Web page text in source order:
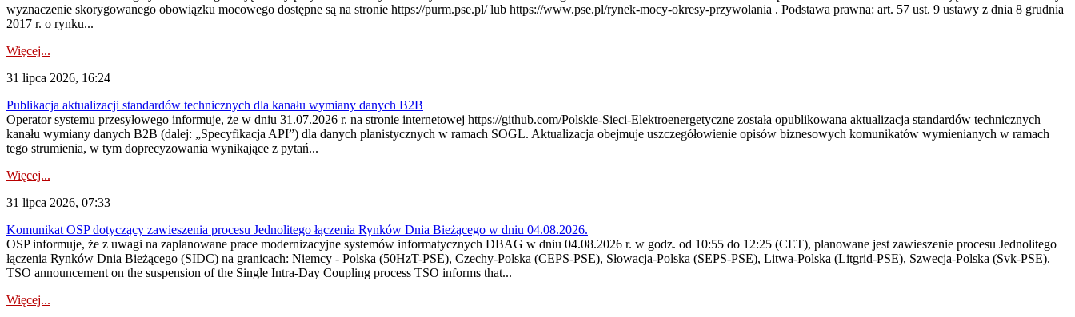
wyznaczenie skorygowanego obowiązku mocowego dostępne są na stronie https://purm.pse.pl/ lub https://www.pse.pl/rynek-mocy-okresy-przywolania . Podstawa prawna: art. 57 ust. 9 ustawy z dnia 8 grudnia
2017 r. o rynku...
Więcej...
31 lipca 2026, 16:24
Publikacja aktualizacji standardów technicznych dla kanału wymiany danych B2B
Operator systemu przesyłowego informuje, że w dniu 31.07.2026 r. na stronie internetowej https://github.com/Polskie-Sieci-Elektroenergetyczne została opublikowana aktualizacja standardów technicznych
kanału wymiany danych B2B (dalej: „Specyfikacja API”) dla danych planistycznych w ramach SOGL. Aktualizacja obejmuje uszczegółowienie opisów biznesowych komunikatów wymienianych w ramach
tego strumienia, w tym doprecyzowania wynikające z pytań...
Więcej...
31 lipca 2026, 07:33
Komunikat OSP dotyczący zawieszenia procesu Jednolitego łączenia Rynków Dnia Bieżącego w dniu 04.08.2026.
OSP informuje, że z uwagi na zaplanowane prace modernizacyjne systemów informatycznych DBAG w dniu 04.08.2026 r. w godz. od 10:55 do 12:25 (CET), planowane jest zawieszenie procesu Jednolitego
łączenia Rynków Dnia Bieżącego (SIDC) na granicach: Niemcy - Polska (50HzT-PSE), Czechy-Polska (CEPS-PSE), Słowacja-Polska (SEPS-PSE), Litwa-Polska (Litgrid-PSE), Szwecja-Polska (Svk-PSE).
TSO announcement on the suspension of the Single Intra-Day Coupling process TSO informs that...
Więcej...